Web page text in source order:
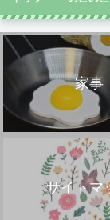
家事
サイトマ